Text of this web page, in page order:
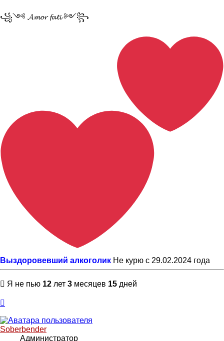
꧁༺ 𝓐𝓶𝓸𝓻 𝓯𝓪𝓽𝓲 ༻꧂
Выздоровевший алкоголик Не курю с 29.02.2024 года
Я не пью 12 лет 3 месяцев 15 дней
началу
Soberbender
Администратор